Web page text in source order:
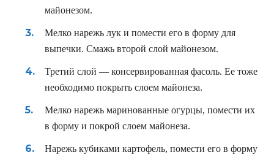
майонезом.
Мелко нарежь лук и помести его в форму для
выпечки. Смажь второй слой майонезом.
Третий слой — консервированная фасоль. Ее тоже
необходимо покрыть слоем майонеза.
Мелко нарежь маринованные огурцы, помести их
в форму и покрой слоем майонеза.
Нарежь кубиками картофель, помести его в форму